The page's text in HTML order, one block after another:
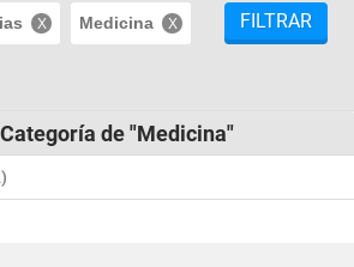
Medicina FILTRAR
de "Medicina"